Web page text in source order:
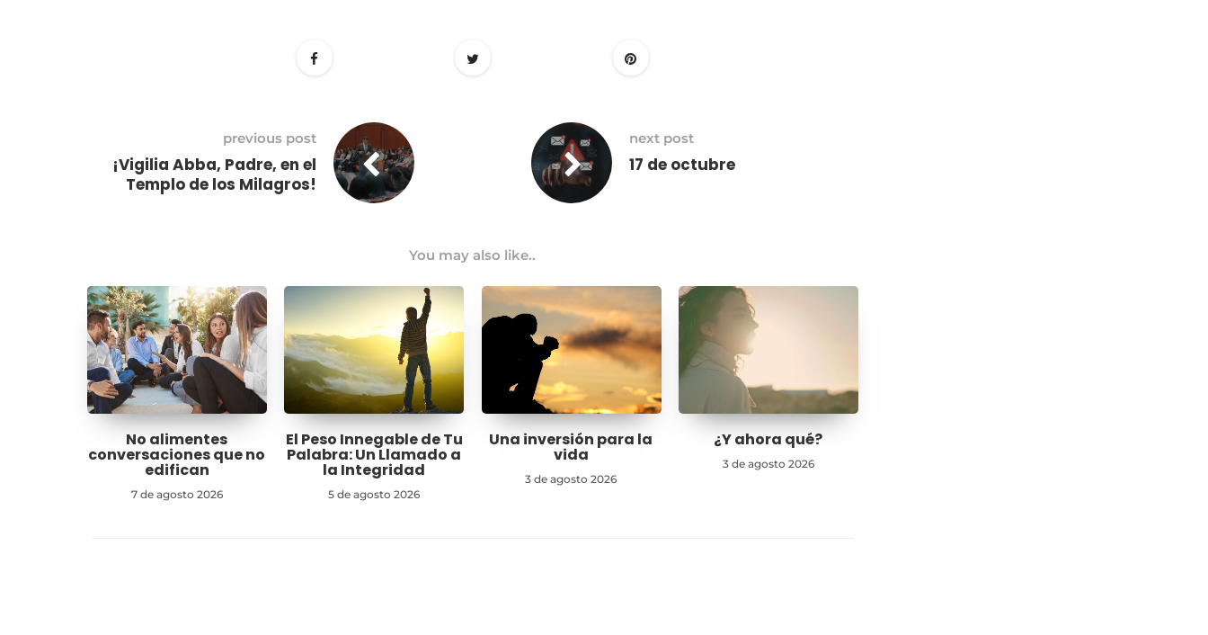
previous post
¡Vigilia Abba, Padre, en el
Templo de los Milagros!
next post
17 de octubre
You may also like..
No alimentes
conversaciones que no
edifican
7 de agosto 2026
El Peso Innegable de Tu
Palabra: Un Llamado a
la Integridad
5 de agosto 2026
Una inversión para la
vida
3 de agosto 2026
¿Y ahora qué?
3 de agosto 2026